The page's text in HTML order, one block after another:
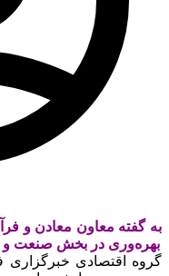
به گفته معاون معادن و
بهره‌وری در بخش صنعت و